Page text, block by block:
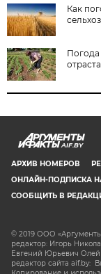
Как
Погода
AIF.BY
АРХИВ НОМЕРОВ
ОНЛАЙН-ПОДПИСКА
СООБЩИТЬ В
© 2019 ООО
редактор: Игорь
Евгений Юрьевич
редактор сайта aif.by: